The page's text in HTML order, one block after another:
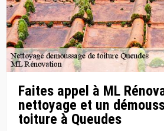
Faites appel à ML
nettoyage et un
toiture à Queudes